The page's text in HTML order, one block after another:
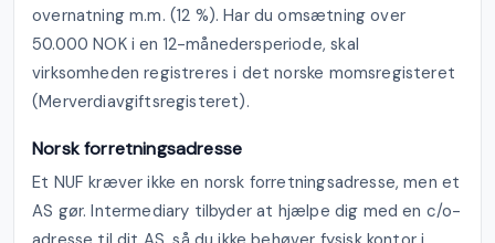
overnatning m.m. (12 %). Har du omsætning over
50.000 NOK i en 12-månedersperiode, skal
virksomheden registreres i det norske momsregisteret
(Merverdiavgiftsregisteret).
Norsk forretningsadresse
Et NUF kræver ikke en norsk forretningsadresse, men et
AS gør. Intermediary tilbyder at hjælpe dig med en c/o-